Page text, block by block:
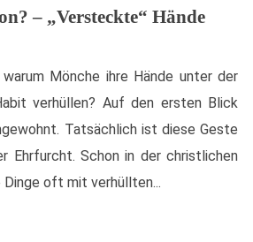
– „Versteckte“ Hände
Mönche ihre Hände unter der
verhüllen? Auf den ersten Blick
Tatsächlich ist diese Geste
Ehrfurcht. Schon in der christlichen
Dinge oft mit verhüllten...